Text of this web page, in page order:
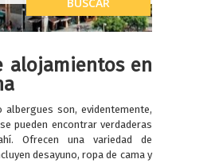
alojamientos en
albergues son, evidentemente,
pueden encontrar verdaderas
Ofrecen una variedad de
desayuno, ropa de cama y